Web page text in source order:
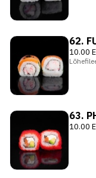
62.
10.00
63.
10.00